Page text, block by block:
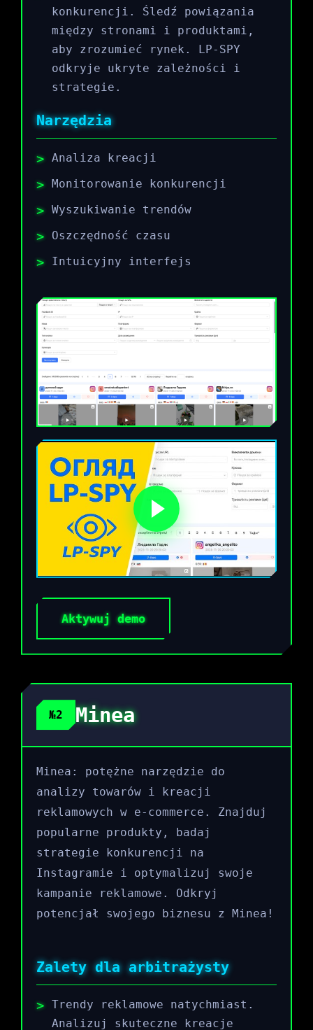
konkurencji. Śledź powiązania
między stronami i produktami,
aby zrozumieć rynek. LP-SPY
odkryje ukryte zależności i
strategie.
Narzędzia
Analiza kreacji
Monitorowanie konkurencji
Wyszukiwanie trendów
Oszczędność czasu
Intuicyjny interfejs
Aktywuj demo
№2 Minea
Minea: potężne narzędzie do
analizy towarów i kreacji
reklamowych w e-commerce. Znajduj
popularne produkty, badaj
strategie konkurencji na
Instagramie i optymalizuj swoje
kampanie reklamowe. Odkryj
potencjał swojego biznesu z Minea!
Zalety dla arbitrażysty
Trendy reklamowe natychmiast.
Analizuj skuteczne kreacje